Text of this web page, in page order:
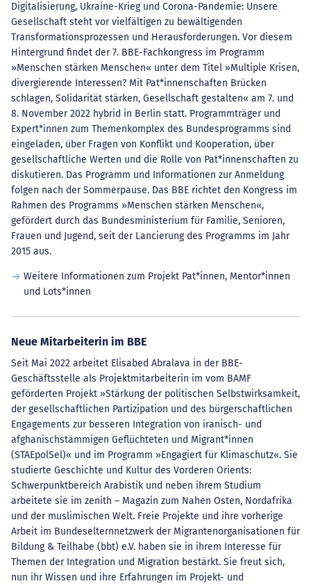
Digitalisierung, Ukraine-Krieg und Corona-Pandemie: Unsere
Gesellschaft steht vor vielfältigen zu bewältigenden
Transformationsprozessen und Herausforderungen. Vor diesem
Hintergrund findet der 7. BBE-Fachkongress im Programm
»Menschen stärken Menschen« unter dem Titel »Multiple Krisen,
divergierende Interessen? Mit Pat*innenschaften Brücken
schlagen, Solidarität stärken, Gesellschaft gestalten« am 7. und
8. November 2022 hybrid in Berlin statt. Programmträger und
Expert*innen zum Themenkomplex des Bundesprogramms sind
eingeladen, über Fragen von Konflikt und Kooperation, über
gesellschaftliche Werten und die Rolle von Pat*innenschaften zu
diskutieren. Das Programm und Informationen zur Anmeldung
folgen nach der Sommerpause. Das BBE richtet den Kongress im
Rahmen des Programms »Menschen stärken Menschen«,
gefördert durch das Bundesministerium für Familie, Senioren,
Frauen und Jugend, seit der Lancierung des Programms im Jahr
2015 aus.
Weitere Informationen zum Projekt Pat*innen, Mentor*innen
und Lots*innen
Neue Mitarbeiterin im BBE
Seit Mai 2022 arbeitet Elisabed Abralava in der BBE-
Geschäftsstelle als Projektmitarbeiterin im vom BAMF
geförderten Projekt »Stärkung der politischen Selbstwirksamkeit,
der gesellschaftlichen Partizipation und des bürgerschaftlichen
Engagements zur besseren Integration von iranisch- und
afghanischstämmigen Geflüchteten und Migrant*innen
(STAEpolSel)« und im Programm »Engagiert für Klimaschutz«. Sie
studierte Geschichte und Kultur des Vorderen Orients:
Schwerpunktbereich Arabistik und neben ihrem Studium
arbeitete sie im zenith – Magazin zum Nahen Osten, Nordafrika
und der muslimischen Welt. Freie Projekte und ihre vorherige
Arbeit im Bundeselternnetzwerk der Migrantenorganisationen für
Bildung & Teilhabe (bbt) e.V. haben sie in ihrem Interesse für
Themen der Integration und Migration bestärkt. Sie freut sich,
nun ihr Wissen und ihre Erfahrungen im Projekt- und